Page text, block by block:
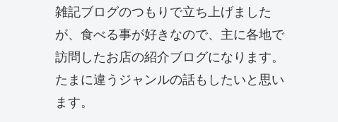
雑記ブログのつもりで立ち上げました
が、食べる事が好きなので、主に各地で
訪問したお店の紹介ブログになります。
たまに違うジャンルの話もしたいと思い
ます。